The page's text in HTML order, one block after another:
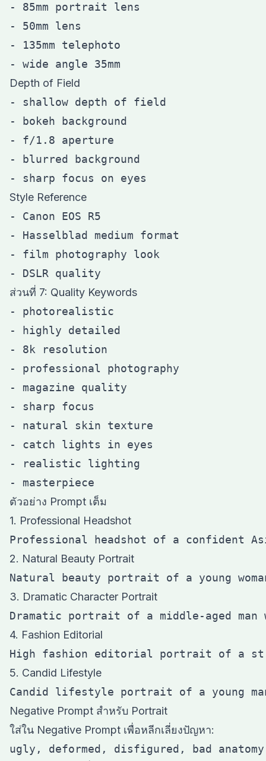
- 85mm portrait lens
- 50mm lens
- 135mm telephoto
Depth of Field
- shallow depth of field
- bokeh background
- f/1.8 aperture
- blurred background
Style Reference
- Canon EOS R5
- Hasselblad medium format
- film photography look
ส่วนที่ 7: Quality Keywords
- photorealistic
- highly detailed
- 8k resolution
- professional photography
- magazine quality
- sharp focus
- natural skin texture
- catch lights in eyes
- realistic lighting
ตัวอย่าง Prompt เต็ม
1. Professional Headshot
2. Natural Beauty Portrait
3. Dramatic Character Portrait
4. Fashion Editorial
5. Candid Lifestyle
Negative Prompt สำหรับ Portrait
ใส่ใน Negative Prompt เพื่อหลีกเลี่ยงปัญหา: